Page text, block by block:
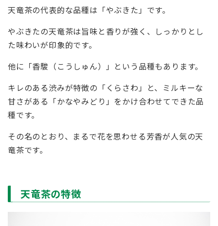
天竜茶の代表的な品種は「やぶきた」です。
やぶきたの天竜茶は旨味と香りが強く、しっかりとし
た味わいが印象的です。
他に「香駿（こうしゅん）」という品種もあります。
キレのある渋みが特徴の「くらさわ」と、ミルキーな
甘さがある「かなやみどり」をかけ合わせてできた品
種です。
その名のとおり、まるで花を思わせる芳香が人気の天
竜茶です。
天竜茶の特徴